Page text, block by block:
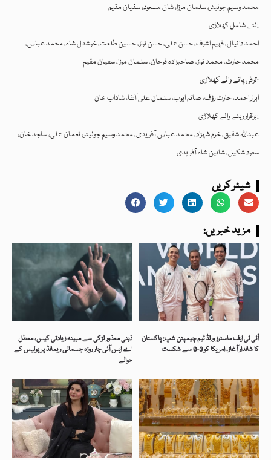
محمد وسیم جونیئر، سلمان مرزا، شان مسعود، سفیان مقیم
نئے شامل کھلاڑی:
احمد دانیال، فہیم اشرف، حسن علی، حسن نواز، حسین طلعت، خوشدل شاہ، محمد عباس،
محمد حارث، محمد نواز، صاحبزادہ فرحان، سلمان مرزا، سفیان مقیم
ترقی پانے والے کھلاڑی:
ابرار احمد، حارث رؤف، صائم ایوب، سلمان علی آغا، شاداب خان
برقرار رہنے والے کھلاڑی:
عبداللہ شفیق، خرم شہزاد، محمد عباس آفریدی، محمد وسیم جونیئر، نعمان علی، ساجد خان،
سعود شکیل، شاہین شاہ آفریدی
شیئر کریں
:مزید خبریں
ذہنی معذور لڑکی سے مبینہ زیادتی کیس، معطل
اے ایس آئی چار روزہ جسمانی ریمانڈ پر پولیس کے
حوالے
آئی ٹی ایف ماسٹرز ورلڈ ٹیم چیمپئن شپ: پاکستان
کا شاندار آغاز، امریکا کو 3-0 سے شکست